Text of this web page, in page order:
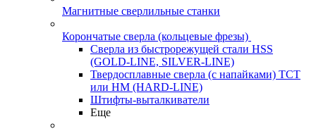
Магнитные сверлильные станки
Корончатые сверла (кольцевые фрезы)
Сверла из быстрорежущей стали HSS
(GOLD-LINE, SILVER-LINE)
Твердосплавные сверла (с напайками) ТСТ
или HM (HARD-LINE)
Штифты-выталкиватели
Еще